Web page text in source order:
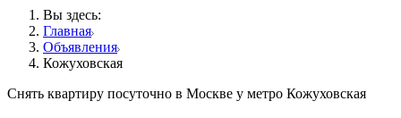
Вы здесь:
Главная
Объявления
Кожуховская
Снять квартиру посуточно в Москве у метро Кожуховская